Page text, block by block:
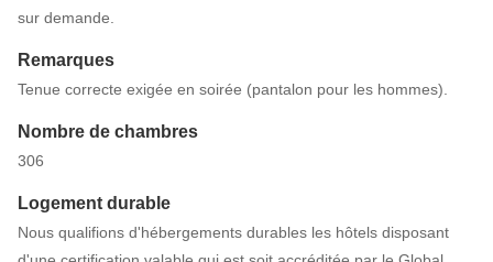
sur demande.
Remarques
Tenue correcte exigée en soirée (pantalon pour les hommes).
Nombre de chambres
306
Logement durable
Nous qualifions d'hébergements durables les hôtels disposant